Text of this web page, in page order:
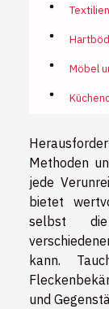
Möbel
Methoden
jede
bietet
selbst
kann.
und